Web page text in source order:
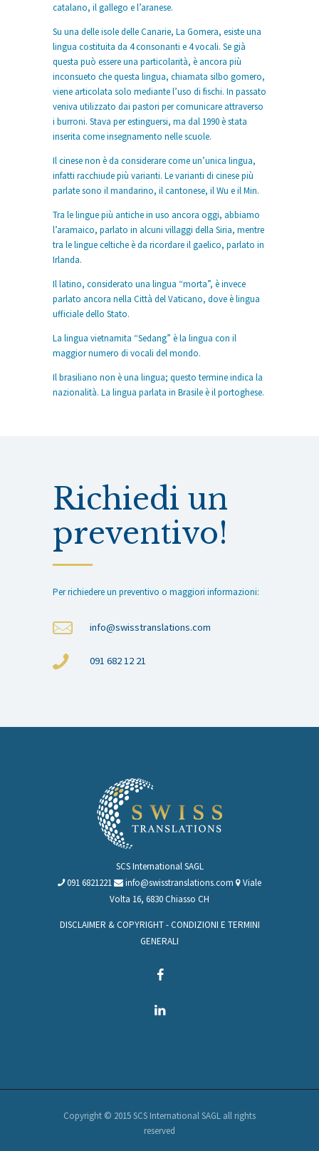
catalano, il gallego e l’aranese.
Su una delle isole delle Canarie, La Gomera, esiste una
lingua costituita da 4 consonanti e 4 vocali. Se già
questa può essere una particolarità, è ancora più
inconsueto che questa lingua, chiamata silbo gomero,
viene articolata solo mediante l’uso di fischi. In passato
veniva utilizzato dai pastori per comunicare attraverso
i burroni. Stava per estinguersi, ma dal 1990 è stata
inserita come insegnamento nelle scuole.
Il cinese non è da considerare come un’unica lingua,
infatti racchiude più varianti. Le varianti di cinese più
parlate sono il mandarino, il cantonese, il Wu e il Min.
Tra le lingue più antiche in uso ancora oggi, abbiamo
l’aramaico, parlato in alcuni villaggi della Siria, mentre
tra le lingue celtiche è da ricordare il gaelico, parlato in
Irlanda.
Il latino, considerato una lingua “morta”, è invece
parlato ancora nella Città del Vaticano, dove è lingua
ufficiale dello Stato.
La lingua vietnamita “Sedang” è la lingua con il
maggior numero di vocali del mondo.
Il brasiliano non è una lingua; questo termine indica la
nazionalità. La lingua parlata in Brasile è il portoghese.
Richiedi un
preventivo!
Per richiedere un preventivo o maggiori informazioni:
info@swisstranslations.com
091 682 12 21
SCS International SAGL
091 6821221
info@swisstranslations.com
Viale
Volta 16, 6830 Chiasso CH
DISCLAIMER & COPYRIGHT-CONDIZIONI E TERMINI
GENERALI
Copyright © 2015 SCS International SAGL all rights
reserved